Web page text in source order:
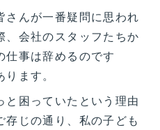
さんが一番疑問に思われ
、会社のスタッフたちか
仕事は辞めるのです
ます。
困っていたという理由
じの通り、私の子ども